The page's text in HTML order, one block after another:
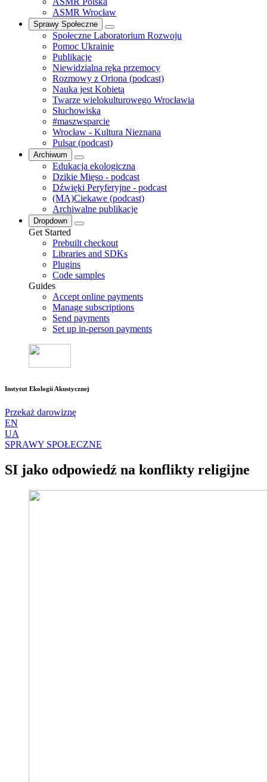
ASMR Wrocław
Sprawy Społeczne
Społeczne Laboratorium Rozwoju
Pomoc Ukrainie
Publikacje
Niewidzialna ręka przemocy
Rozmowy z Oriona (podcast)
Nauka jest Kobietą
Twarze wielokulturowego Wrocławia
Słuchowiska
#maszwsparcie
Wrocław - Kultura Nieznana
Pulsar (podcast)
Archiwum
Edukacja ekologiczna
Dzikie Mięso - podcast
Dźwięki Peryferyjne - podcast
(MA)Ciekawe (podcast)
Archiwalne publikacje
Dropdown
Get Started
Prebuilt checkout
Libraries and SDKs
Plugins
Code samples
Guides
Accept online payments
Manage subscriptions
Send payments
Set up in-person payments
Instytut Ekologii Akustycznej
Przekaż darowiznę
EN
UA
SPRAWY SPOŁECZNE
SI jako odpowiedź na konflikty religijne